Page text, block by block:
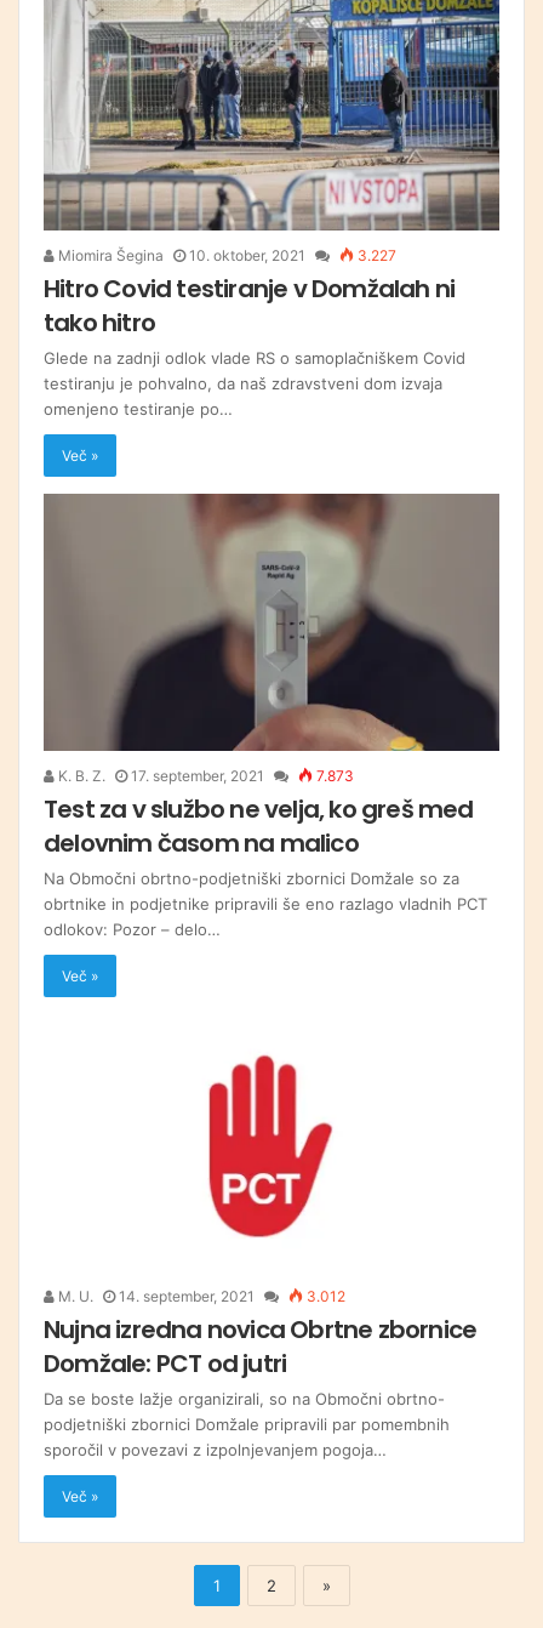
Miomira Šegina 10. oktober, 2021 3.227
Hitro Covid testiranje v Domžalah ni
tako hitro
Glede na zadnji odlok vlade RS o samoplačniškem Covid
testiranju je pohvalno, da naš zdravstveni dom izvaja
omenjeno testiranje po…
Več »
K. B. Z. 17. september, 2021 7.873
Test za v službo ne velja, ko greš med
delovnim časom na malico
Na Območni obrtno-podjetniški zbornici Domžale so za
obrtnike in podjetnike pripravili še eno razlago vladnih PCT
odlokov: Pozor – delo…
Več »
M. U. 14. september, 2021 3.012
Nujna izredna novica Obrtne zbornice
Domžale: PCT od jutri
Da se boste lažje organizirali, so na Območni obrtno-
podjetniški zbornici Domžale pripravili par pomembnih
sporočil v povezavi z izpolnjevanjem pogoja…
Več »
1 2 »